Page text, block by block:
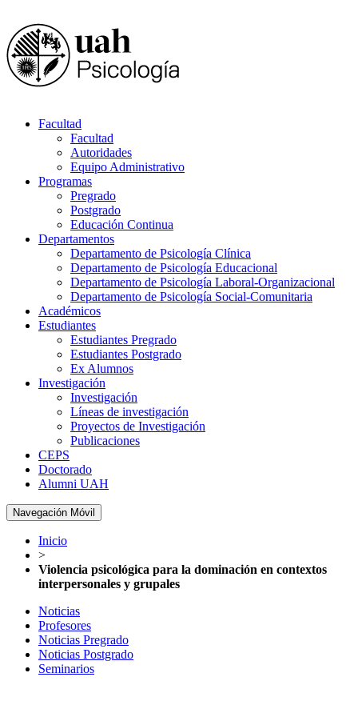
Facultad
Facultad
Autoridades
Equipo Administrativo
Programas
Pregrado
Postgrado
Educación Continua
Departamentos
Departamento de Psicología Clínica
Departamento de Psicología Educacional
Departamento de Psicología Laboral-Organizacional
Departamento de Psicología Social-Comunitaria
Académicos
Estudiantes
Estudiantes Pregrado
Estudiantes Postgrado
Ex Alumnos
Investigación
Investigación
Líneas de investigación
Proyectos de Investigación
Publicaciones
CEPS
Doctorado
Alumni UAH
Navegación Móvil
Inicio
>
Violencia psicológica para la dominación en contextos
interpersonales y grupales
Noticias
Profesores
Noticias Pregrado
Noticias Postgrado
Seminarios